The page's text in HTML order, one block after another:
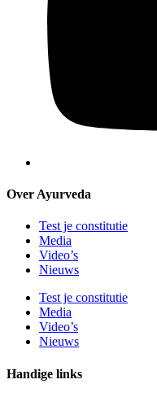
Over Ayurveda
Test je constitutie
Media
Video’s
Nieuws
Test je constitutie
Media
Video’s
Nieuws
Handige links